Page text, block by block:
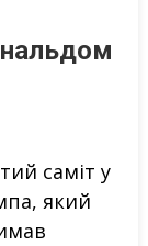
саміт у
який